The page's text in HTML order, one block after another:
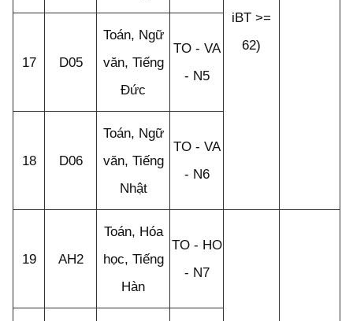
iBT >=
62)
17 D05
Toán, Ngữ
văn, Tiếng
Đức
TO - VA
- N5
18 D06
Toán, Ngữ
văn, Tiếng
Nhật
TO - VA
- N6
19 AH2
Toán, Hóa
học, Tiếng
Hàn
TO - HO
- N7